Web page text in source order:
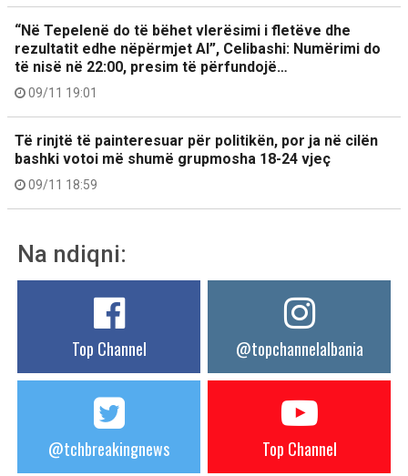
“Në Tepelenë do të bëhet vlerësimi i fletëve dhe
rezultatit edhe nëpërmjet AI”, Celibashi: Numërimi do
të nisë në 22:00, presim të përfundojë…
09/11 19:01
Të rinjtë të painteresuar për politikën, por ja në cilën
bashki votoi më shumë grupmosha 18-24 vjeç
09/11 18:59
Na ndiqni:
Top Channel @topchannelalbania
@tchbreakingnews Top Channel